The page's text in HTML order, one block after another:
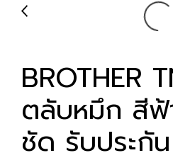
BROTHER
ตลับหมึก สี
ชัด รับประกั